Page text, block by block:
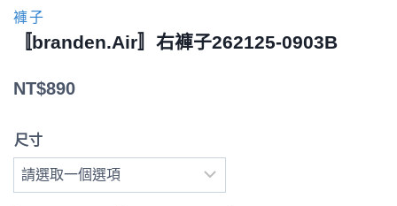
褲子
〚branden.Air〛右褲子262125-0903B
NT$890
尺寸